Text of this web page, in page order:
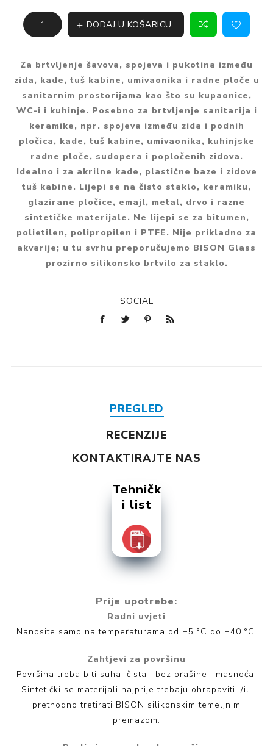
DODAJ U KOŠARICU
Za brtvljenje šavova, spojeva i pukotina između
zida, kade, tuš kabine, umivaonika i radne ploče u
sanitarnim prostorijama kao što su kupaonice,
WC-i i kuhinje. Posebno za brtvljenje sanitarija i
keramike, npr. spojeva između zida i podnih
pločica, kade, tuš kabine, umivaonika, kuhinjske
radne ploče, sudopera i popločenih zidova.
Idealno i za akrilne kade, plastične baze i zidove
tuš kabine. Lijepi se na čisto staklo, keramiku,
glazirane pločice, emajl, metal, drvo i razne
sintetičke materijale. Ne lijepi se za bitumen,
polietilen, polipropilen i PTFE. Nije prikladno za
akvarije; u tu svrhu preporučujemo BISON Glass
prozirno silikonsko brtvilo za staklo.
SOCIAL
PREGLED
RECENZIJE
KONTAKTIRAJTE NAS
Tehničk
i list
Prije upotrebe:
Radni uvjeti
Nanosite samo na temperaturama od +5 °C do +40 °C.
Zahtjevi za površinu
Površina treba biti suha, čista i bez prašine i masnoća.
Sintetički se materijali najprije trebaju ohrapaviti i/ili
prethodno tretirati BISON silikonskim temeljnim
premazom.